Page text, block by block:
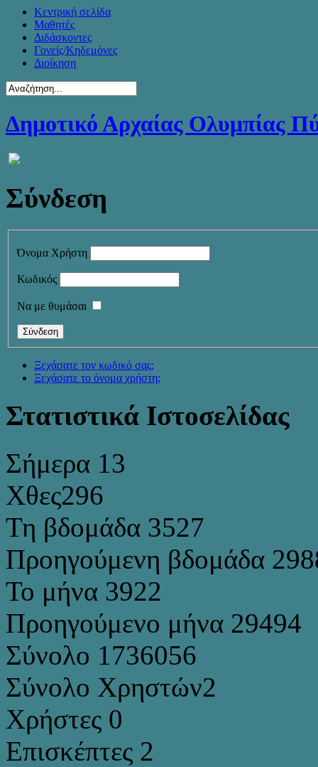
Κεντρική σελίδα
Μαθητές
Διδάσκοντες
Γονείς/Κηδεμόνες
Διοίκηση
Δημοτικό Αρχαίας Ολυμπίας
Σύνδεση
Όνομα Χρήστη
Κωδικός
Να με θυμάσαι
Ξεχάσατε τον κωδικό σας;
Ξεχάσατε το όνομα χρήστη;
Στατιστικά Ιστοσελίδας
Σήμερα 13
Χθες296
Τη βδομάδα 3527
Προηγούμενη βδομάδα
Το μήνα 3922
Προηγούμενο μήνα 29494
Σύνολο 1736056
Σύνολο Χρηστών2
Χρήστες 0
Επισκέπτες 2